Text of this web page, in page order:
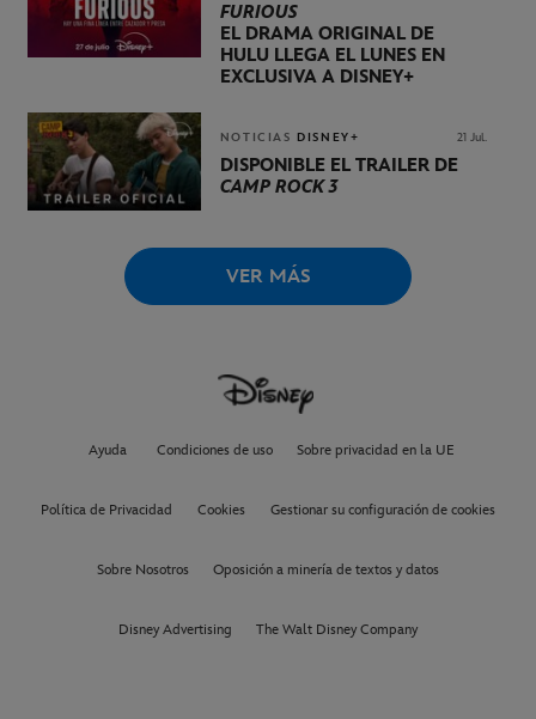
FURIOUS
EL DRAMA ORIGINAL DE
HULU LLEGA EL LUNES EN
EXCLUSIVA A DISNEY+
NOTICIAS DISNEY+ 21 Jul.
DISPONIBLE EL TRÁILER DE
CAMP ROCK 3
VER MÁS
Ayuda Condiciones de uso Sobre privacidad en la UE
Política de Privacidad Cookies Gestionar su configuración de cookies
Sobre Nosotros Oposición a minería de textos y datos
Disney Advertising The Walt Disney Company